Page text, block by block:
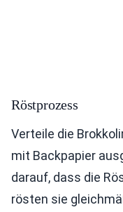
Röstprozess
Verteile die
mit Backpapier
darauf, dass die
rösten sie